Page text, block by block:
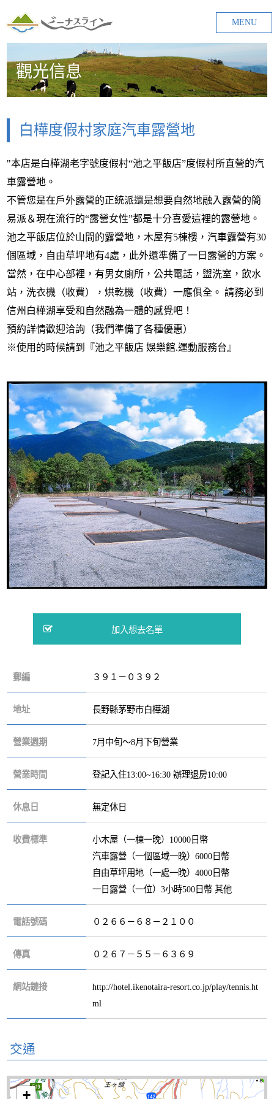
MENU
觀光信息
白樺度假村家庭汽車露營地
"本店是白樺湖老字號度假村“池之平飯店”度假村所直營的汽
車露營地。
不管您是在戶外露營的正統派還是想要自然地融入露營的簡
易派＆現在流行的“露營女性”都是十分喜愛這裡的露營地。
池之平飯店位於山間的露營地，木屋有5棟樓，汽車露營有30
個區域，自由草坪地有4處，此外還準備了一日露營的方案。
當然，在中心部裡，有男女廁所，公共電話，盥洗室，飲水
站，洗衣機（收費），烘乾機（收費）一應俱全。 請務必到
信州白樺湖享受和自然融為一體的感覺吧！
預約詳情歡迎洽詢（我們準備了各種優惠）
※使用的時候請到『池之平飯店 娛樂館.運動服務台』
郵編 ３９１－０３９２
地址 長野縣茅野市白樺湖
營業週期 7月中旬～8月下旬營業
營業時間 登記入住13:00~16:30 辦理退房10:00
休息日 無定休日
收費標準
小木屋（一棟一晚）10000日幣
汽車露營（一個區域一晚）6000日幣
自由草坪用地（一處一晚）4000日幣
一日露營（一位）3小時500日幣 其他
電話號碼 ０２６６－６８－２１００
傳真 ０２６７－５５－６３６９
網站鏈接
http://hotel.ikenotaira-resort.co.jp/play/tennis.ht
ml
交通
+